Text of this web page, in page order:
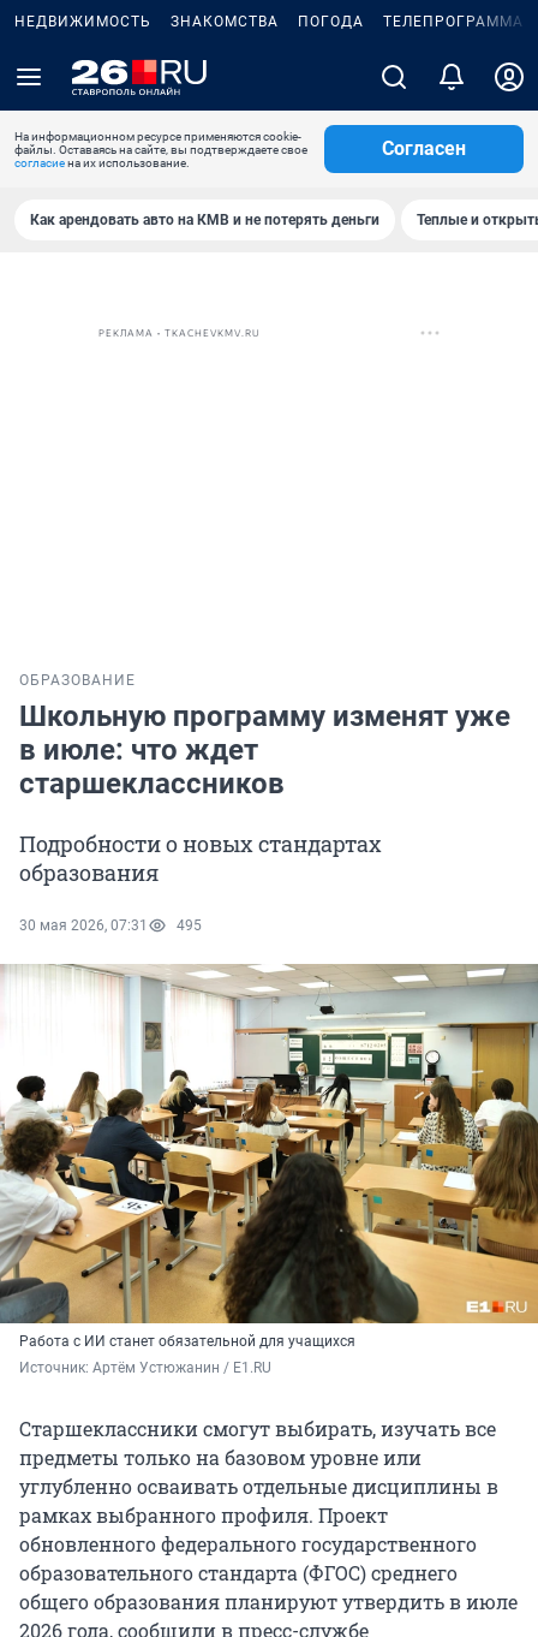
НЕДВИЖИМОСТЬ ЗНАКОМСТВА ПОГОДА ТЕЛЕПРОГРАММА
На информационном ресурсе применяются cookie-
файлы. Оставаясь на сайте, вы подтверждаете свое
согласиена их использование.
Согласен
Как арендовать авто на КМВ и не потерять деньги Теплые и
РЕКЛАМА • TKACHEVKMV.RU
ОБРАЗОВАНИЕ
Школьную программу изменят уже
в июле: что ждет
старшеклассников
Подробности о новых стандартах
образования
30 мая 2026, 07:31 495
Работа с ИИ станет обязательной для учащихся
Источник: Артём Устюжанин / E1.RU
Старшеклассники смогут выбирать, изучать все
предметы только на базовом уровне или
углубленно осваивать отдельные дисциплины в
рамках выбранного профиля. Проект
обновленного федерального государственного
образовательного стандарта (ФГОС) среднего
общего образования планируют утвердить в июле
2026 года, сообщили в пресс-службе